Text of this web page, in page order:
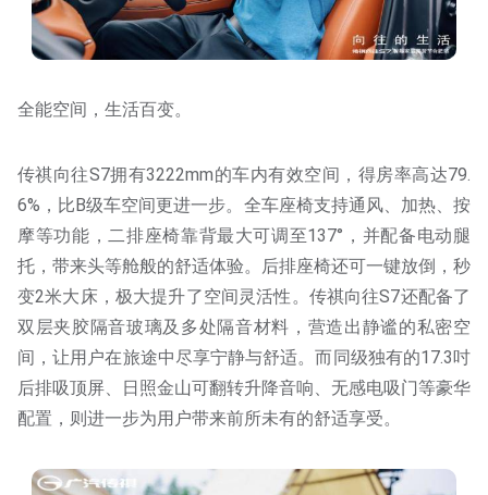
全能空间，生活百变。
传祺向往S7拥有3222mm的车内有效空间，得房率高达79.
6%，比B级车空间更进一步。全车座椅支持通风、加热、按
摩等功能，二排座椅靠背最大可调至137°，并配备电动腿
托，带来头等舱般的舒适体验。后排座椅还可一键放倒，秒
变2米大床，极大提升了空间灵活性。传祺向往S7还配备了
双层夹胶隔音玻璃及多处隔音材料，营造出静谧的私密空
间，让用户在旅途中尽享宁静与舒适。而同级独有的17.3吋
后排吸顶屏、日照金山可翻转升降音响、无感电吸门等豪华
配置，则进一步为用户带来前所未有的舒适享受。